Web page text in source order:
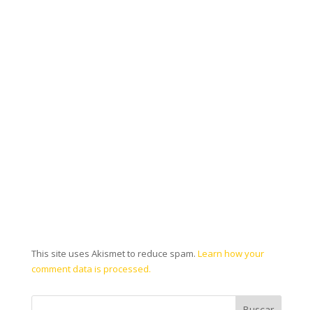
This site uses Akismet to reduce spam. Learn how your
comment data is processed.